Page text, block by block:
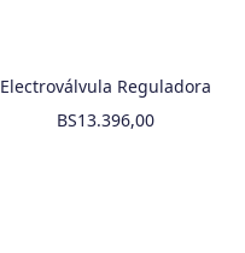
Electroválvula Reguladora
BS13.396,00